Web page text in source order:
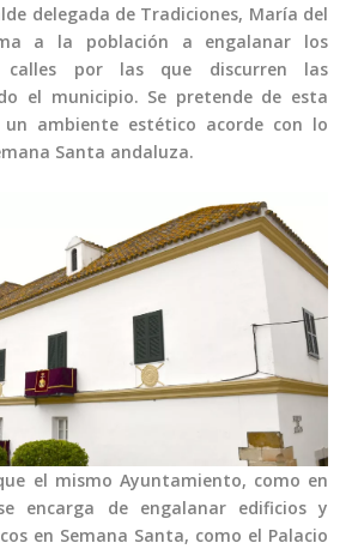
delegada de Tradiciones, María del
a la población a engalanar los
calles por las que discurren las
el municipio. Se pretende de esta
un ambiente estético acorde con lo
Santa andaluza.
el mismo Ayuntamiento, como en
encarga de engalanar edificios y
en Semana Santa, como el Palacio